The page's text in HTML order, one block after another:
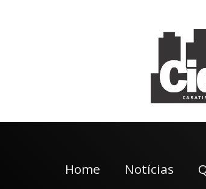
Home Notícias